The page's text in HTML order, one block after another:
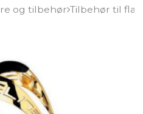
og tilbehør Tilbehør til